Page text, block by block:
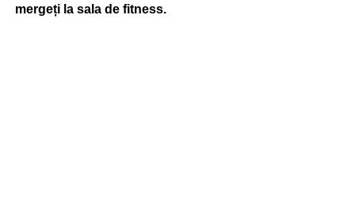
mergeți la sala de fitness.